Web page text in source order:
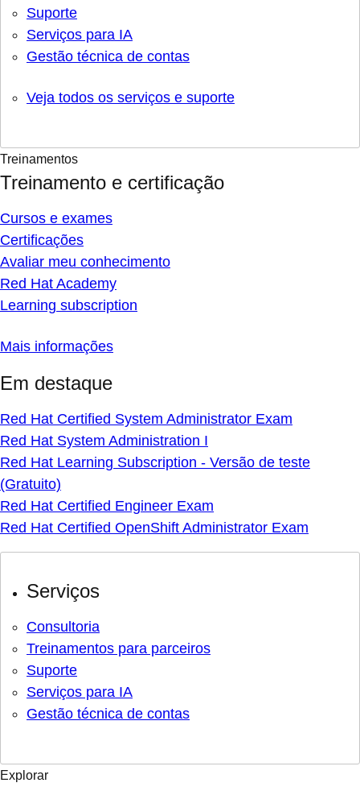
Suporte
Serviços para IA
Gestão técnica de contas
Veja todos os serviços e suporte
Treinamentos
Treinamento e certificação
Cursos e exames
Certificações
Avaliar meu conhecimento
Red Hat Academy
Learning subscription
Mais informações
Em destaque
Red Hat Certified System Administrator Exam
Red Hat System Administration I
Red Hat Learning Subscription - Versão de teste
(Gratuito)
Red Hat Certified Engineer Exam
Red Hat Certified OpenShift Administrator Exam
Serviços
Consultoria
Treinamentos para parceiros
Suporte
Serviços para IA
Gestão técnica de contas
Explorar